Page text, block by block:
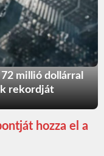
millió dollárral
rekordját
hozza el a